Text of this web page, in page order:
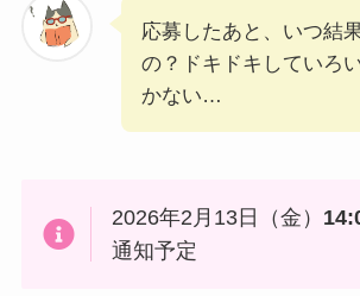
応募したあと、いつ結
の？ドキドキしていろ
かない…
2026年2月13日（金）
通知予定